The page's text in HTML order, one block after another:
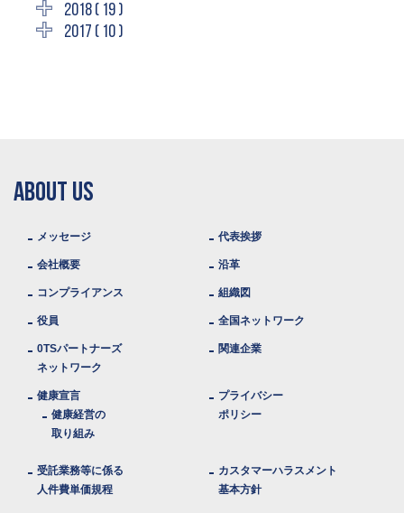
2018 ( 19 )
2017 ( 10 )
ABOUT US
メッセージ 代表挨拶
会社概要 沿革
コンプライアンス 組織図
役員 全国ネットワーク
0TSパートナーズ
ネットワーク
関連企業
健康宣言
健康経営の
取り組み
プライバシー
ポリシー
受託業務等に係る
人件費単価規程
カスタマーハラスメント
基本方針